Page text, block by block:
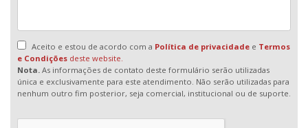
Aceito e estou de acordo com a Política de privacidadee Termos
e Condições deste website.
Nota. As informações de contato deste formulário serão utilizadas
única e exclusivamente para este atendimento. Não serão utilizadas para
nenhum outro fim posterior, seja comercial, institucional ou de suporte.